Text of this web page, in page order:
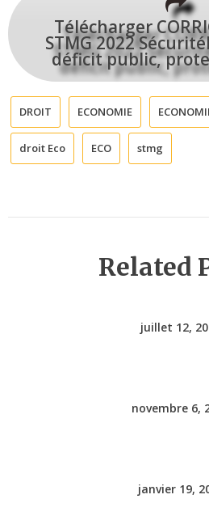
Télécharger
STMG 2022
déficit public,
DROIT ECONOMIE
droit Eco ECO stmg
Related
juillet 12,
novembre 6,
janvier 19,